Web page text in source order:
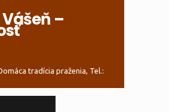
–
tradícia praženia, Tel.: